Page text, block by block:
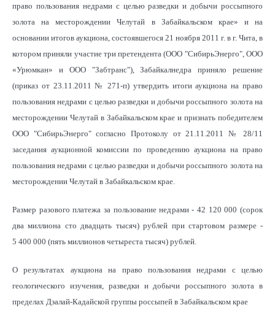
право пользования недрами с целью разведки и добычи россыпного
золота на месторождении Челутай в Забайкальском крае» и на
основании итогов аукциона, состоявшегося 21 ноября 2011 г. в г. Чита, в
котором приняли участие три претендента (ООО "СибирьЭнерго", ООО
«Урюмкан» и ООО "Забтранс"), Забайкалнедра приняло решение
(приказ от 23.11.2011 № 271-п) утвердить итоги аукциона на право
пользования недрами с целью разведки и добычи россыпного золота на
месторождении Челутай в Забайкальском крае и признать победителем
ООО "СибирьЭнерго" согласно Протоколу от 21.11.2011 № 28/11
заседания аукционной комиссии по проведению аукциона на право
пользования недрами с целью разведки и добычи россыпного золота на
месторождении Челутай в Забайкальском крае.
Размер разового платежа за пользование недрами - 42 120 000 (сорок
два миллиона сто двадцать тысяч) рублей при стартовом размере -
5 400 000 (пять миллионов четыреста тысяч) рублей.
О результатах аукциона на право пользования недрами с целью
геологического изучения, разведки и добычи россыпного золота в
пределах Дзалай-Кадайской группы россыпей в Забайкальском крае